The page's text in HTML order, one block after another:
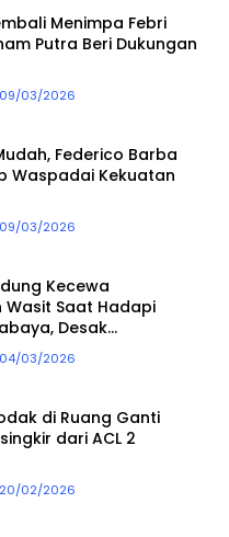
Menimpa Febri
Putra Beri Dukungan
09/03/2026
Federico Barba
Waspadai Kekuatan
09/03/2026
Kecewa
Wasit Saat Hadapi
Desak
Asing
04/03/2026
di Ruang Ganti
dari ACL 2
20/02/2026